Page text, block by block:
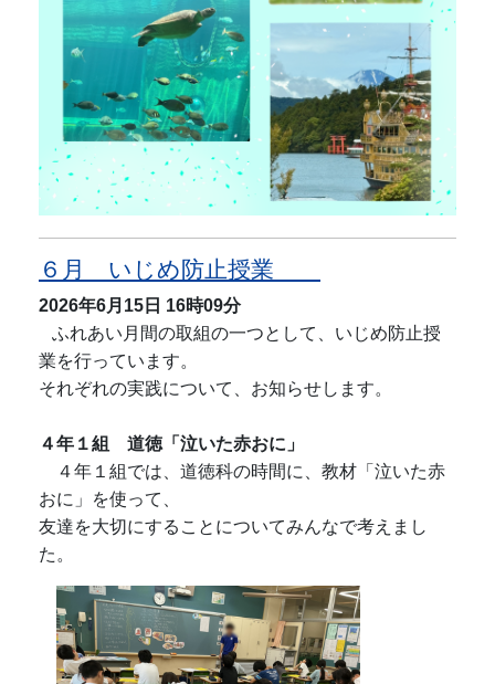
６月 いじめ防止授業
2026年6月15日 16時09分
ふれあい月間の取組の一つとして、いじめ防止授
業を行っています。
それぞれの実践について、お知らせします。
４年１組 道徳「泣いた赤おに」
４年１組では、道徳科の時間に、教材「泣いた赤
おに」を使って、
友達を大切にすることについてみんなで考えまし
た。